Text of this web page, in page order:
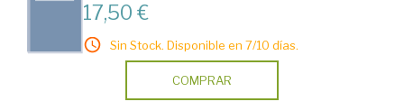
17,50 €
Sin Stock. Disponible en 7/10 días.
COMPRAR